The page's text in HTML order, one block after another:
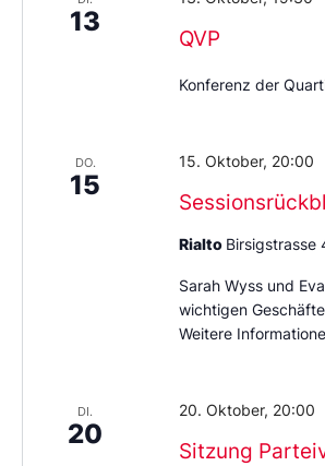
13
QVP
Konferenz der
DO.
15
15. Oktober, 20:00
Rialto Birsigstrasse
Sarah Wyss und
wichtigen
Weitere
DI.
20
Sitzung
20. Oktober, 20:00